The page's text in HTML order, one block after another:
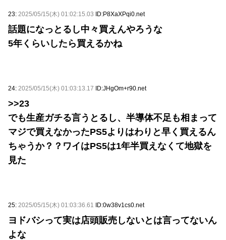
23: 2025/05/15(木) 01:02:15.03 ID:P8XaXPqi0.net
話題になっとるし中々買えんやろうな
5年くらいしたら買えるかね
24: 2025/05/15(木) 01:03:13.17 ID:JHgOm+r90.net
>>23
でも生産ガチる言うとるし、半導体不足も相まって
マジで買えなかったPS5よりはわりと早く買えるん
ちゃうか？？ワイはPS5は1年半買えなくて地獄を
見た
25: 2025/05/15(木) 01:03:36.61 ID:0w38v1cs0.net
ヨドバシって実は店頭販売しないとは言ってないん
よな